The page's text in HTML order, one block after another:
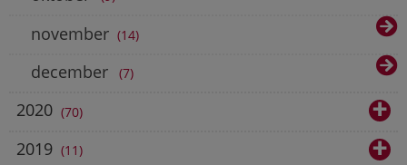
november 14
december 7
2020 70
2019 11